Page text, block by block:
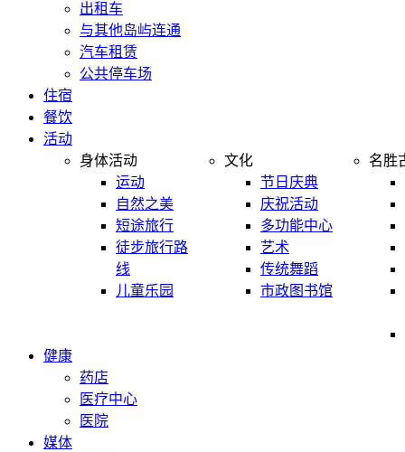
出租车
与其他岛屿连通
汽车租赁
公共停车场
住宿
餐饮
活动
身体活动
运动
自然之美
短途旅行
徒步旅行路
线
儿童乐园
文化
节日庆典
庆祝活动
多功能中心
艺术
传统舞蹈
市政图书馆
名胜
健康
药店
医疗中心
医院
媒体